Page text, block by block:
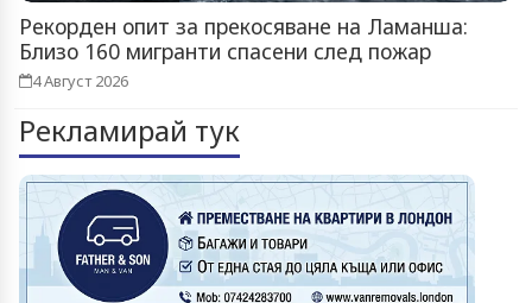
Рекорден опит за прекосяване на Ламанша:
Близо 160 мигранти спасени след пожар
4 Август 2026
Рекламирай тук